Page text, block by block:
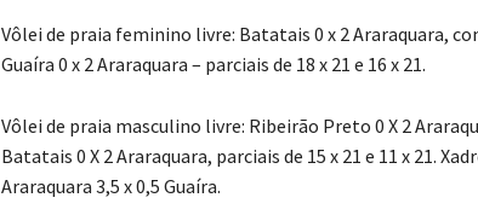
Vôlei de praia feminino livre: Batatais 0 x 2 Araraquara,
Guaíra 0 x 2 Araraquara – parciais de 18 x 21 e 16 x 21.
Vôlei de praia masculino livre: Ribeirão Preto 0 X 2
Batatais 0 X 2 Araraquara, parciais de 15 x 21 e 11 x 21.
Araraquara 3,5 x 0,5 Guaíra.